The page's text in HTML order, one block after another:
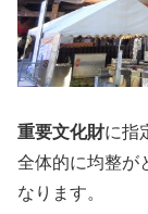
重要文化財に指
全体的に均整が
なります。